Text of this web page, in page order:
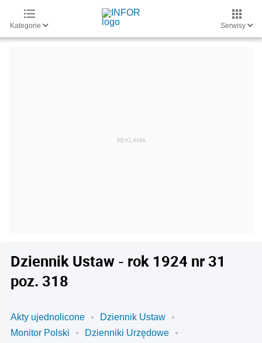
Kategorie Serwisy
Dziennik Ustaw - rok 1924 nr 31
poz. 318
Akty ujednolicone
Dziennik Ustaw
Monitor Polski
Dzienniki Urzędowe